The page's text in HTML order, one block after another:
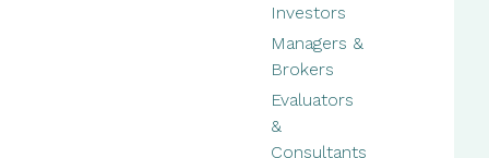
Investors
Managers &
Brokers
Evaluators
&
Consultants